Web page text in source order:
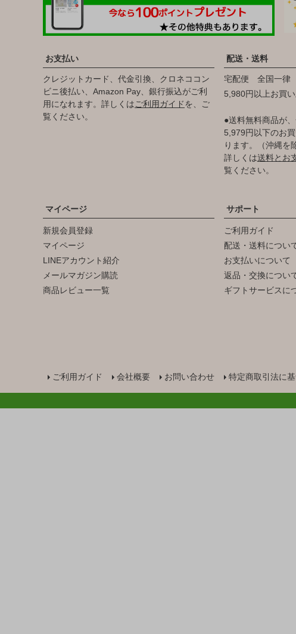
お支払い
クレジットカード、代金引換、クロネココン
ビニ後払い、Amazon Pay、銀行振込がご利
用になれます。詳しくはご利用ガイドを、ご
覧ください。
配送・送料
宅配便 全国一律
5,980円以上お買
●送料無料商品が
5,979円以下のお
ります。（沖縄を
詳しくは送料とお
覧ください。
マイページ
新規会員登録
マイページ
LINEアカウント紹介
メールマガジン購読
商品レビュー一覧
サポート
ご利用ガイド
配送・送料につい
お支払いについて
返品・交換につい
ギフトサービスに
ご利用ガイド 会社概要 お問い合わせ 特定商取引法に